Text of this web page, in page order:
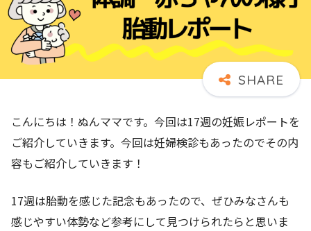
こんにちは！ぬんママです。今回は17週の妊娠レポートを
ご紹介していきます。今回は妊婦検診もあったのでその内
容もご紹介していきます！
17週は胎動を感じた記念もあったので、ぜひみなさんも
感じやすい体勢など参考にして見つけられたらと思いま